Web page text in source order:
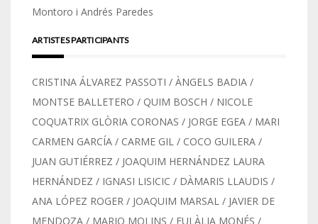
Montoro i Andrés Paredes
ARTISTES PARTICIPANTS
CRISTINA ÁLVAREZ PASSOTI / ÀNGELS BADIA /
MONTSE BALLETERO / QUIM BOSCH / NICOLE
COQUATRIX GLÒRIA CORONAS / JORGE EGEA / MARI
CARMEN GARCÍA / CARME GIL / COCO GUILERA /
JUAN GUTIÉRREZ / JOAQUIM HERNÁNDEZ LAURA
HERNÁNDEZ / IGNASI LISICIC / DÀMARIS LLAUDIS /
ANA LÓPEZ ROGER / JOAQUIM MARSAL / JAVIER DE
MENDOZA / MARIO MOLINS / EULÀLIA MONÉS /